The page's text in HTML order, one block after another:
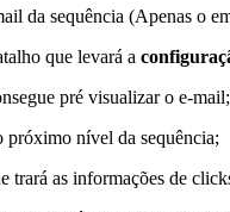
da sequência (Apenas o
que levará a
pré visualizar o e-mail;
próximo nível da sequência;
trará as informações de